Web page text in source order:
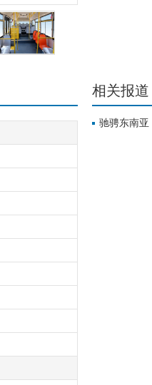
相关报道
驰骋东南亚